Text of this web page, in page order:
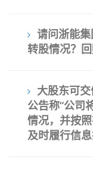
请问浙能
转股情况？
大股东可
公告称“公司
情况，并按
及时履行信